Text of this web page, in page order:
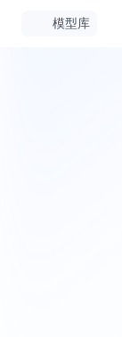
模型库